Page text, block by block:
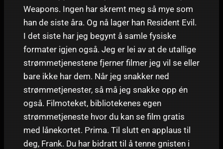
Weapons. Ingen har skremt meg så mye som
han de siste åra. Og nå lager han Resident Evil.
I det siste har jeg begynt å samle fysiske
formater igjen også. Jeg er lei av at de utallige
strømmetjenestene fjerner filmer jeg vil se eller
bare ikke har dem. Når jeg snakker ned
strømmetjenester, så må jeg snakke opp én
også. Filmoteket, bibliotekenes egen
strømmetjeneste hvor du kan se film gratis
med lånekortet. Prima. Til slutt en applaus til
deg, Frank. Du har bidratt til å tenne gnisten i